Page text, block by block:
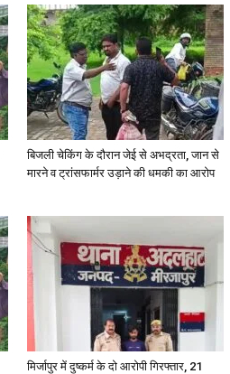
बिजली चेकिंग के दौरान जेई से अभद्रता, जान से
मारने व ट्रांसफार्मर उड़ाने की धमकी का आरोप
मिर्जापुर में दुष्कर्म के दो आरोपी गिरफ्तार, 21